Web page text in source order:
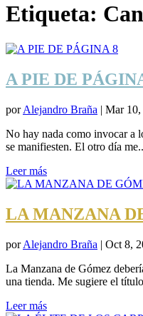
Etiqueta:
A PIE DE
porAlejandro Braña | Mar 10,
No hay nada como invocar a
se manifiesten. El otro día
Leer más
LA MANZANA
porAlejandro Braña | Oct 8,
La Manzana de Gómez
una tienda. Me sugiere el
Leer más